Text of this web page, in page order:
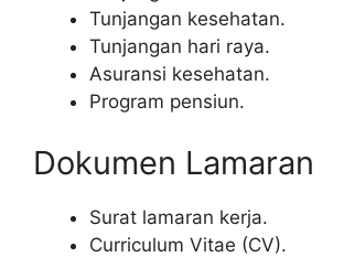
Tunjangan kesehatan.
Tunjangan hari raya.
Asuransi kesehatan.
Program pensiun.
Dokumen Lamaran
Surat lamaran kerja.
Curriculum Vitae (CV).